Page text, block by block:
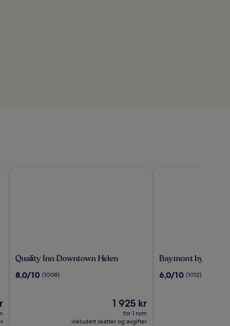
Quality
Downtown
Quality Inn Downtown Helen
8.0
8,0/10 (1008)
Prisen
1 925 kr
1 925 kr
for 1 rom
inkludert skatter og avgifter
Baymont
Wyndham
Baymont by
6.0
6,0/10 (1012)